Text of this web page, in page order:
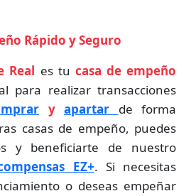
Rápido y Seguro
Real es tu casa de empeño
para realizar transacciones
y apartar
de forma
casas de empeño, puedes
y beneficiarte de nuestro
EZ+. Si necesitas
o deseas empeñar